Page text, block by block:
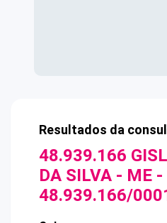
Resultados da
48.939.166
DA SILVA - ME -
48.939.166/